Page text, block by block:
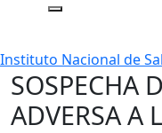
Instituto Nacional de
SOSPECHA
ADVERSA A